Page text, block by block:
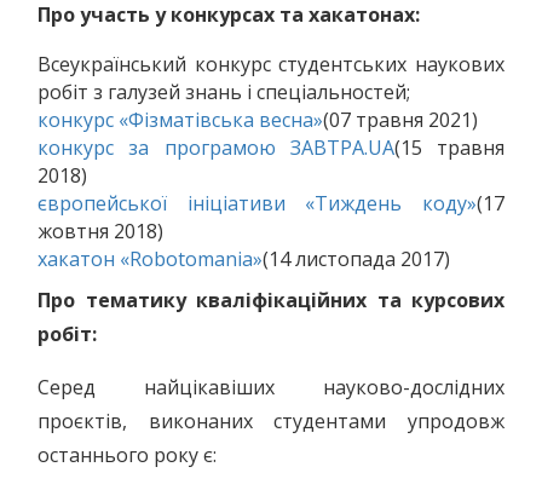
Про участь у конкурсах та хакатонах:
Всеукраїнський конкурс студентських наукових
робіт з галузей знань і спеціальностей;
конкурс «Фізматівська весна»(07 травня 2021)
конкурс за програмою ЗАВТРА.UA(15 травня
2018)
європейської ініціативи «Тиждень коду»(17
жовтня 2018)
хакатон «Robotomania»(14 листопада 2017)
Про тематику кваліфікаційних та курсових
робіт:
Серед найцікавіших науково-дослідних
проєктів, виконаних студентами упродовж
останнього року є: